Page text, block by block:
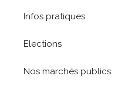
Infos pratiques
Elections
Nos marchés publics